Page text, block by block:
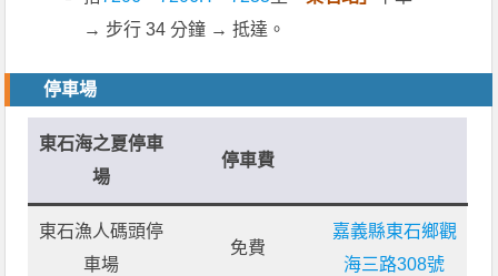
→ 步行 34 分鐘 → 抵達。
停車場
東石海之夏停車
場
停車費
東石漁人碼頭停
車場
免費
嘉義縣東石鄉觀
海三路308號